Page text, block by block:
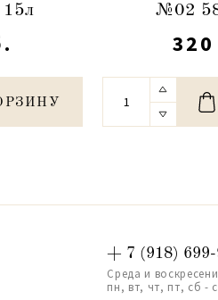
№02
+ 7 (918) 699-
Среда и
пн, вт, чт, пт, сб - с